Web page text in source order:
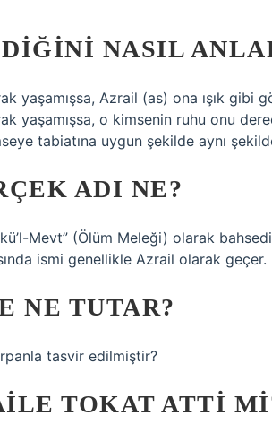
NASIL
yaşamışsa, Azrail (as) ona ışık gibi
yaşamışsa, o kimsenin ruhu onu
tabiatına uygun şekilde aynı
ADI NE?
Mevt” (Ölüm Meleği) olarak
ismi genellikle Azrail olarak geçer.
NE TUTAR?
tasvir edilmiştir?
TOKAT ATTI